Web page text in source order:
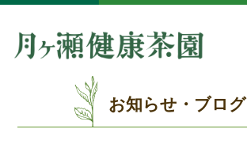
お知らせ・ブログ